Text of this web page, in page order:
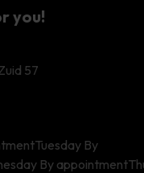
you!
57
Tuesday By
By appointment